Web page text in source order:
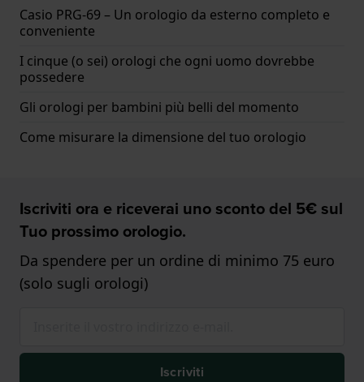
Casio PRG-69 – Un orologio da esterno completo e
conveniente
I cinque (o sei) orologi che ogni uomo dovrebbe
possedere
Gli orologi per bambini più belli del momento
Come misurare la dimensione del tuo orologio
Iscriviti ora e riceverai uno sconto del 5€ sul
Tuo prossimo orologio.
Da spendere per un ordine di minimo 75 euro
(solo sugli orologi)
Iscriviti